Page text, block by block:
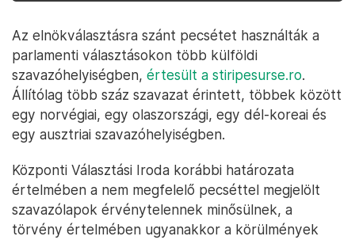
Az elnökválasztásra szánt pecsétet használták a
parlamenti választásokon több külföldi
szavazóhelyiségben, értesült a stiripesurse.ro.
Állítólag több száz szavazat érintett, többek között
egy norvégiai, egy olaszországi, egy dél-koreai és
egy ausztriai szavazóhelyiségben.
Központi Választási Iroda korábbi határozata
értelmében a nem megfelelő pecséttel megjelölt
szavazólapok érvénytelennek minősülnek, a
törvény értelmében ugyanakkor a körülmények